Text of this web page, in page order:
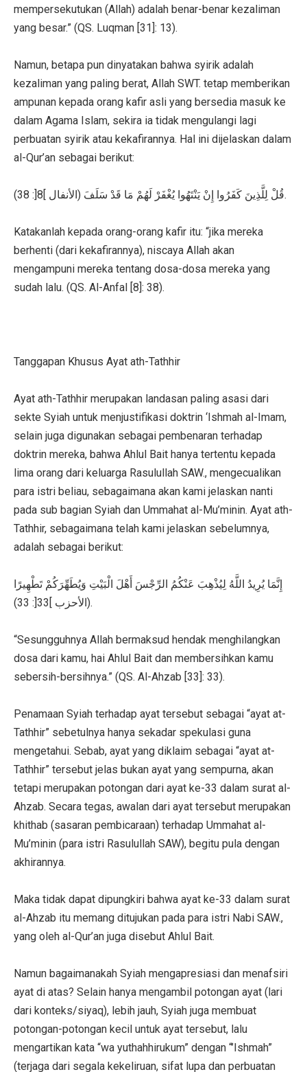
mempersekutukan (Allah) adalah benar-benar kezaliman
yang besar.” (QS. Luqman [31]: 13).
Namun, betapa pun dinyatakan bahwa syirik adalah
kezaliman yang paling berat, Allah SWT. tetap memberikan
ampunan kepada orang kafir asli yang bersedia masuk ke
dalam Agama Islam, sekira ia tidak mengulangi lagi
perbuatan syirik atau kekafirannya. Hal ini dijelaskan dalam
al-Qur’an sebagai berikut:
قُلْ لِلَّذِينَ كَفَرُوا إِنْ يَنْتَهُوا يُغْفَرْ لَهُمْ مَا قَدْ سَلَفَ (الأنفال ]8[: 38).
Katakanlah kepada orang-orang kafir itu: “jika mereka
berhenti (dari kekafirannya), niscaya Allah akan
mengampuni mereka tentang dosa-dosa mereka yang
sudah lalu. (QS. Al-Anfal [8]: 38).
Tanggapan Khusus Ayat ath-Tathhir
Ayat ath-Tathhir merupakan landasan paling asasi dari
sekte Syiah untuk menjustifikasi doktrin ‘Ishmah al-Imam,
selain juga digunakan sebagai pembenaran terhadap
doktrin mereka, bahwa Ahlul Bait hanya tertentu kepada
lima orang dari keluarga Rasulullah SAW., mengecualikan
para istri beliau, sebagaimana akan kami jelaskan nanti
pada sub bagian Syiah dan Ummahat al-Mu’minin. Ayat ath-
Tathhir, sebagaimana telah kami jelaskan sebelumnya,
adalah sebagai berikut:
إِنَّمَا يُرِيدُ اللَّهُ لِيُذْهِبَ عَنْكُمُ الرِّجْسَ أَهْلَ الْبَيْتِ وَيُطَهِّرَكُمْ تَطْهِيرًا
(الأحزب ]33[: 33).
“Sesungguhnya Allah bermaksud hendak menghilangkan
dosa dari kamu, hai Ahlul Bait dan membersihkan kamu
sebersih-bersihnya.” (QS. Al-Ahzab [33]: 33).
Penamaan Syiah terhadap ayat tersebut sebagai “ayat at-
Tathhir” sebetulnya hanya sekadar spekulasi guna
mengetahui. Sebab, ayat yang diklaim sebagai “ayat at-
Tathhir” tersebut jelas bukan ayat yang sempurna, akan
tetapi merupakan potongan dari ayat ke-33 dalam surat al-
Ahzab. Secara tegas, awalan dari ayat tersebut merupakan
khithab (sasaran pembicaraan) terhadap Ummahat al-
Mu’minin (para istri Rasulullah SAW), begitu pula dengan
akhirannya.
Maka tidak dapat dipungkiri bahwa ayat ke-33 dalam surat
al-Ahzab itu memang ditujukan pada para istri Nabi SAW.,
yang oleh al-Qur’an juga disebut Ahlul Bait.
Namun bagaimanakah Syiah mengapresiasi dan menafsiri
ayat di atas? Selain hanya mengambil potongan ayat (lari
dari konteks/siyaq), lebih jauh, Syiah juga membuat
potongan-potongan kecil untuk ayat tersebut, lalu
mengartikan kata “wa yuthahhirukum” dengan “’Ishmah”
(terjaga dari segala kekeliruan, sifat lupa dan perbuatan